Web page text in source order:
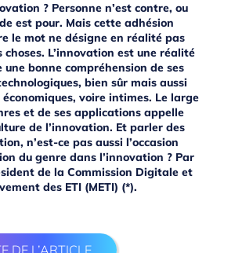
? Personne n’est contre, ou
est pour. Mais cette adhésion
le mot ne désigne en réalité pas
choses. L’innovation est une réalité
une bonne compréhension de ses
bien sûr mais aussi
voire intimes. Le large
et de ses applications appelle
de l’innovation. Et parler des
n’est-ce pas aussi l’occasion
du genre dans l’innovation ? Par
de la Commission Digitale et
des ETI (METI)​ (*).